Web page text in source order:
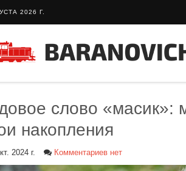
2026 Г.
слово «масик»:
накопления
2024 г. Комментариев нет